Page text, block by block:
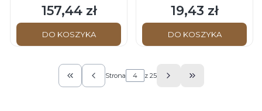
Cena
157,44 zł
DO KOSZYKA
Cena
19,43 zł
DO KOSZYKA
Wróć do pierwszej strony z produktami
Strona z 25
Przejdź do